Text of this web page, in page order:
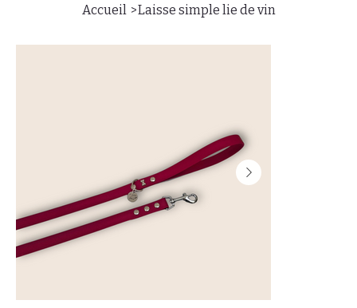
Accueil >Laisse simple lie de vin